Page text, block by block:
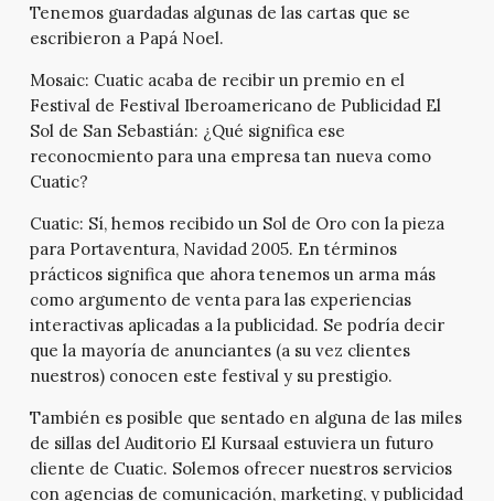
Tenemos guardadas algunas de las cartas que se
escribieron a Papá Noel.
Mosaic: Cuatic acaba de recibir un premio en el
Festival de Festival Iberoamericano de Publicidad El
Sol de San Sebastián: ¿Qué significa ese
reconocmiento para una empresa tan nueva como
Cuatic?
Cuatic: Sí, hemos recibido un Sol de Oro con la pieza
para Portaventura, Navidad 2005. En términos
prácticos significa que ahora tenemos un arma más
como argumento de venta para las experiencias
interactivas aplicadas a la publicidad. Se podría decir
que la mayoría de anunciantes (a su vez clientes
nuestros) conocen este festival y su prestigio.
También es posible que sentado en alguna de las miles
de sillas del Auditorio El Kursaal estuviera un futuro
cliente de Cuatic. Solemos ofrecer nuestros servicios
con agencias de comunicación, marketing, y publicidad